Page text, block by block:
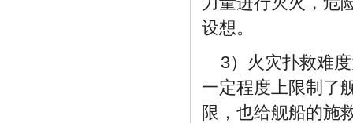
设想。
3）火灾扑救难
一定程度上限制了
限，也给舰船的施